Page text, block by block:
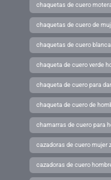
chaquetas de cuero
chaquetas de cuero de
chaquetas de cuero
chaqueta de cuero verde
chaqueta de cuero para
chaqueta de cuero de
chamarras de cuero para
cazadoras de cuero mujer
cazadoras de cuero